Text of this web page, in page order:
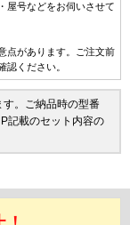
屋号などをお伺いさせて
点があります。ご注文前
認ください。
。ご納品時の型番
記載のセット内容の